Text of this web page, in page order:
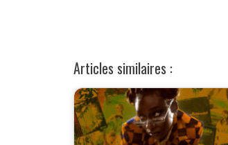
Articles similaires :